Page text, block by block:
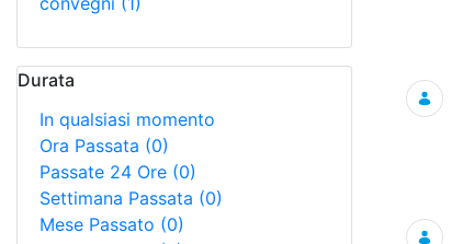
Durata
In qualsiasi momento
Ora Passata (0)
Passate 24 Ore (0)
Settimana Passata (0)
Mese Passato (0)